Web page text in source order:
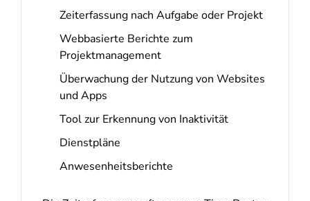
Zeiterfassung nach Aufgabe oder Projekt
Webbasierte Berichte zum
Projektmanagement
Überwachung der Nutzung von Websites
und Apps
Tool zur Erkennung von Inaktivität
Dienstpläne
Anwesenheitsberichte